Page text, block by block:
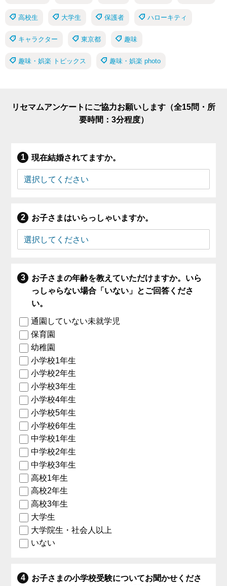
高校生 大学生 保護者 ハローキティ
キャラクター 東京都 趣味
趣味・娯楽 トピックス 趣味・娯楽 photo
リセマムアンケートにご協力お願いします（全15問・所
要時間：3分程度）
現在結婚されてますか。
お子さまはいらっしゃいますか。
お子さまの年齢を教えていただけますか。いら
っしゃらない場合「いない」とご回答くださ
い。
通園していない未就学児
保育園
幼稚園
小学校1年生
小学校2年生
小学校3年生
小学校4年生
小学校5年生
小学校6年生
中学校1年生
中学校2年生
中学校3年生
高校1年生
高校2年生
高校3年生
大学生
大学院生・社会人以上
いない
お子さまの小学校受験についてお聞かせくださ